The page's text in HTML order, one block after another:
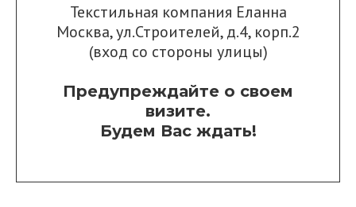
Текстильная компания Еланна
Москва, ул.Строителей, д.4, корп.2
(вход со стороны улицы)
Предупреждайте о своем
визите.
Будем Вас ждать!